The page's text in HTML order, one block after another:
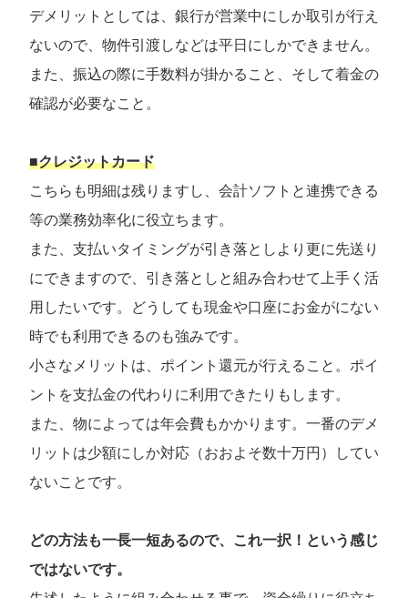
デメリットとしては、銀行が営業中にしか取引が行え
ないので、物件引渡しなどは平日にしかできません。
また、振込の際に手数料が掛かること、そして着金の
確認が必要なこと。
■クレジットカード
こちらも明細は残りますし、会計ソフトと連携できる
等の業務効率化に役立ちます。
また、支払いタイミングが引き落としより更に先送り
にできますので、引き落としと組み合わせて上手く活
用したいです。どうしても現金や口座にお金がにない
時でも利用できるのも強みです。
小さなメリットは、ポイント還元が行えること。ポイ
ントを支払金の代わりに利用できたりもします。
また、物によっては年会費もかかります。一番のデメ
リットは少額にしか対応（おおよそ数十万円）してい
ないことです。
どの方法も一長一短あるので、これ一択！という感じ
ではないです。